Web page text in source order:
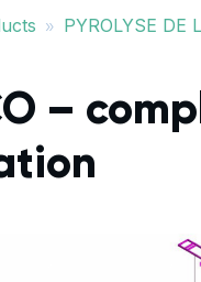
» PYROLYSE DE
–